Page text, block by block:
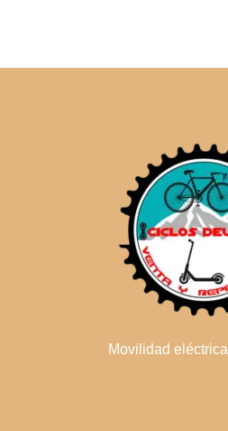
Movilidad